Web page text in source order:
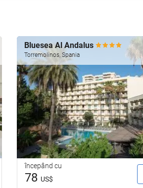
Bluesea Al Andalus
Torremolinos, Spania
începând cu
78 US$